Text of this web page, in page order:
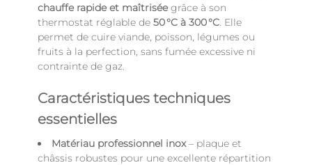
chauffe rapide et maîtriséegrâce à son
thermostat réglable de 50 °C à 300 °C . Elle
permet de cuire viande, poisson, légumes ou
fruits à la perfection, sans fumée excessive ni
contrainte de gaz.
Caractéristiques techniques
essentielles
Matériau professionnel inox– plaque et
châssis robustes pour une excellente répartition